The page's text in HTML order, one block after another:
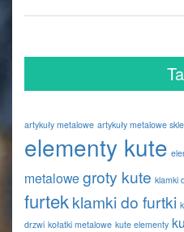
artykuły metalowe artykuły metalowe
elementy kute
metalowe groty kute klamki
furtekklamki do furtki
drzwi kołatki metalowe kute elementy